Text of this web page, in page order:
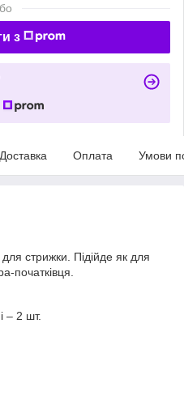
з
Доставка Оплата Умови
стрижки. Підійде як для
початківця.
– 2 шт.